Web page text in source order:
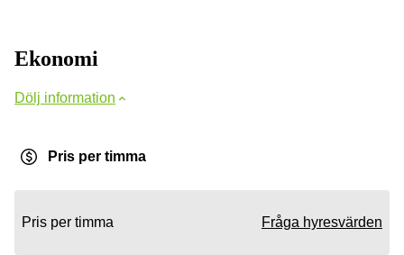
Ekonomi
Dölj information
Pris per timma
Pris per timma Fråga hyresvärden